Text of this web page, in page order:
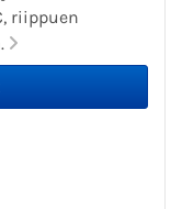
riippuen